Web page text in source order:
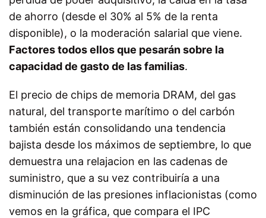
de ahorro (desde el 30% al 5% de la renta
disponible), o la moderación salarial que viene.
Factores todos ellos que pesarán sobre la
capacidad de gasto de las familias.
El precio de chips de memoria DRAM, del gas
natural, del transporte marítimo o del carbón
también están consolidando una tendencia
bajista desde los máximos de septiembre, lo que
demuestra una relajacion en las cadenas de
suministro, que a su vez contribuiría a una
disminución de las presiones inflacionistas (como
vemos en la gráfica, que compara el IPC